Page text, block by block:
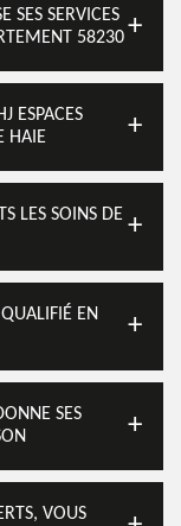
SES SERVICES
58230
ESPACES
HAIE
LES SOINS DE
EN
SES
VOUS